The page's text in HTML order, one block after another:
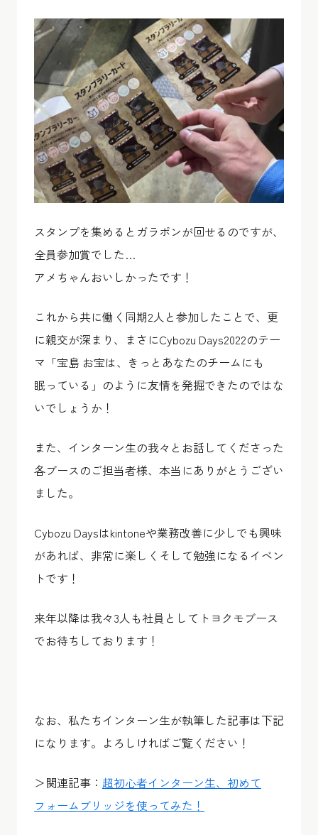
スタンプを集めるとガラポンが回せるのですが、
全員参加賞でした…
アメちゃんおいしかったです！
これから共に働く同期2人と参加したことで、更
に親交が深まり、まさにCybozu Days2022のテー
マ「宝島 お宝は、きっとあなたのチームにも
眠っている」のように友情を発掘できたのではな
いでしょうか！
また、インターン生の我々とお話してくださった
各ブースのご担当者様、本当にありがとうござい
ました。
Cybozu Daysはkintoneや業務改善に少しでも興味
があれば、非常に楽しくそして勉強になるイベン
トです！
来年以降は我々3人も社員としてトヨクモブース
でお待ちしております！
なお、私たちインターン生が執筆した記事は下記
になります。よろしければご覧ください！
＞関連記事： 超初心者インターン生、初めて
フォームブリッジを使ってみた！